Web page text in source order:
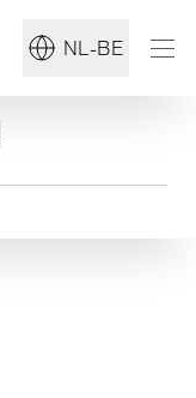
NL-BE